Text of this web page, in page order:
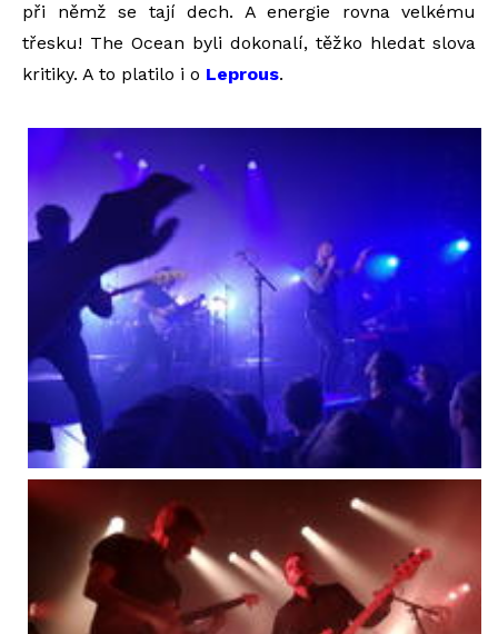
při němž se tají dech. A energie rovna velkému
třesku! The Ocean byli dokonalí, těžko hledat slova
kritiky. A to platilo i o Leprous.